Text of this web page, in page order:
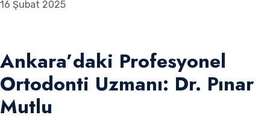
16 Şubat 2025
Ankara’daki Profesyonel
Ortodonti Uzmanı: Dr. Pınar
Mutlu